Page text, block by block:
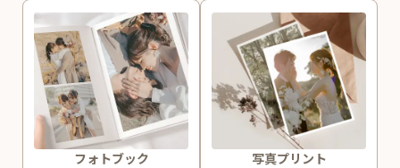
フォトブック
写真プリント